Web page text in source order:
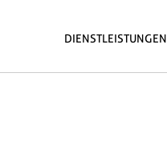
DIENSTLEISTUNGEN